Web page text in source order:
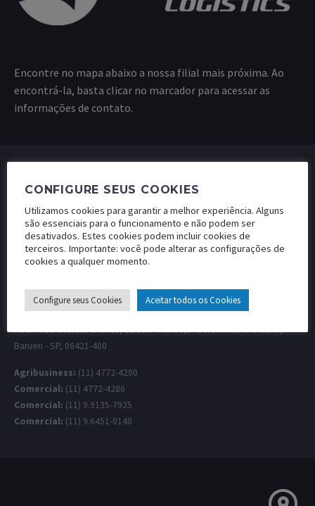
Encontre no mapa abaixo a nossa filial mais próxima. Ao
encontrá-la, basta clicar no marcador para acessar as
informações de contato.
AGRO
Rod. Pres. Castello Branco, 11.100 - Km 30,5 - Jardim Maria Cristina,
Barueri - SP, 06421-400
Agribusiness: (11) 4772-4200
Comercial: (11) 4772-4286
Comercial: (11) 9.9135-7925
Comercial: (11) 9.6451-0140
CONFIGURE SEUS COOKIES
Utilizamos cookies para garantir a melhor experiência. Alguns
são essenciais para o funcionamento e não podem ser
desativados. Estes cookies podem incluir cookies de
terceiros. Importante: você pode alterar as configurações de
cookies a qualquer momento.
Configure seus Cookies Aceitar todos os Cookies